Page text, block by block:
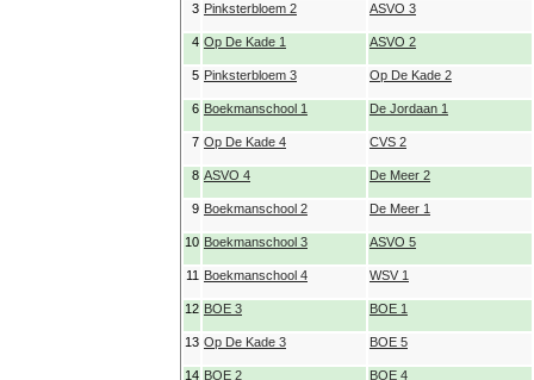
3 Pinksterbloem 2 ASVO 3
4 Op De Kade 1 ASVO 2
5 Pinksterbloem 3 Op De Kade 2
6 Boekmanschool 1 De Jordaan 1
7 Op De Kade 4 CVS 2
8 ASVO 4 De Meer 2
9 Boekmanschool 2 De Meer 1
10 Boekmanschool 3 ASVO 5
11 Boekmanschool 4 WSV 1
12 BOE 3 BOE 1
13 Op De Kade 3 BOE 5
14 BOE 2 BOE 4